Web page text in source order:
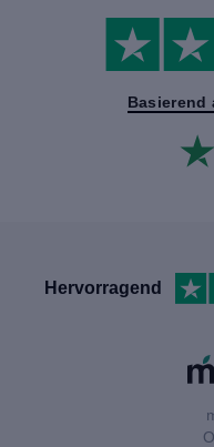
Basierend
Hervorragend